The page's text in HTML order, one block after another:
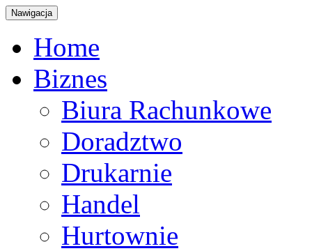
Nawigacja
Home
Biznes
Biura Rachunkowe
Doradztwo
Drukarnie
Handel
Hurtownie